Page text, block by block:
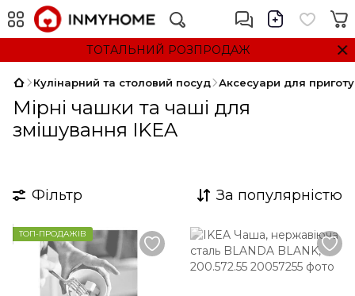
ТОТАЛЬНИЙ РОЗПРОДАЖ
Кулінарний та столовий посуд Аксесуари для
Мірні чашки та чаші для
змішування IKEA
Фільтр За популярністю
ТОП-ПРОДАЖІВ